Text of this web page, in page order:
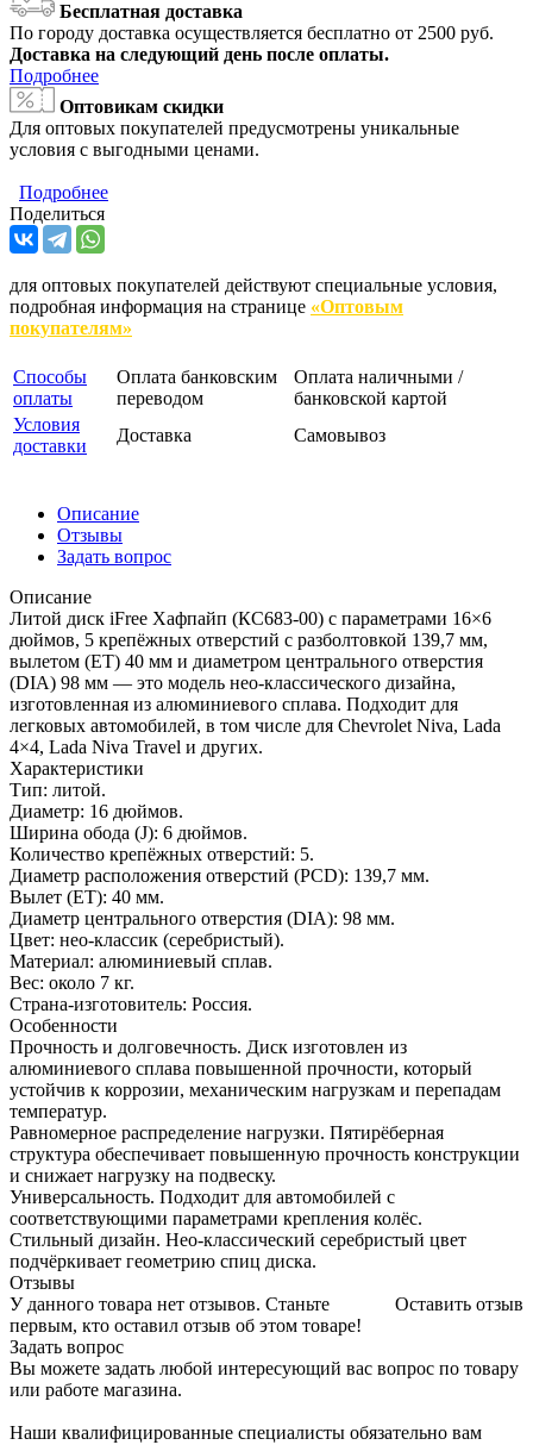
Бесплатная доставка
По городу доставка осуществляется бесплатно от 2500 руб.
Доставка на следующий день после оплаты.
Подробнее
Оптовикам скидки
Для оптовых покупателей предусмотрены уникальные
условия с выгодными ценами.
Подробнее
Поделиться
для оптовых покупателей действуют специальные условия,
подробная информация на странице «Оптовым
покупателям»
Способы
оплаты
Оплата банковским
переводом
Оплата наличными /
банковской картой
Условия
доставки
Доставка Самовывоз
Описание
Отзывы
Задать вопрос
Описание
Литой диск iFree Хафпайп (КС683-00) с параметрами 16×6
дюймов, 5 крепёжных отверстий с разболтовкой 139,7 мм,
вылетом (ET) 40 мм и диаметром центрального отверстия
(DIA) 98 мм — это модель нео-классического дизайна,
изготовленная из алюминиевого сплава. Подходит для
легковых автомобилей, в том числе для Chevrolet Niva, Lada
4×4, Lada Niva Travel и других.
Характеристики
Тип: литой.
Диаметр: 16 дюймов.
Ширина обода (J): 6 дюймов.
Количество крепёжных отверстий: 5.
Диаметр расположения отверстий (PCD): 139,7 мм.
Вылет (ET): 40 мм.
Диаметр центрального отверстия (DIA): 98 мм.
Цвет: нео-классик (серебристый).
Материал: алюминиевый сплав.
Вес: около 7 кг.
Страна-изготовитель: Россия.
Особенности
Прочность и долговечность. Диск изготовлен из
алюминиевого сплава повышенной прочности, который
устойчив к коррозии, механическим нагрузкам и перепадам
температур.
Равномерное распределение нагрузки. Пятирёберная
структура обеспечивает повышенную прочность конструкции
и снижает нагрузку на подвеску.
Универсальность. Подходит для автомобилей с
соответствующими параметрами крепления колёс.
Стильный дизайн. Нео-классический серебристый цвет
подчёркивает геометрию спиц диска.
Отзывы
Оставить отзыв
У данного товара нет отзывов. Станьте
первым, кто оставил отзыв об этом товаре!
Задать вопрос
Вы можете задать любой интересующий вас вопрос по товару
или работе магазина.
Наши квалифицированные специалисты обязательно вам